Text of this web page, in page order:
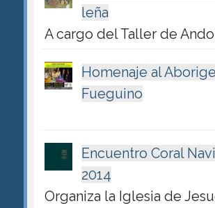
leña
A cargo del Taller de
Homenaje al
Fueguino
Encuentro Coral
2014
Organiza la Iglesia de